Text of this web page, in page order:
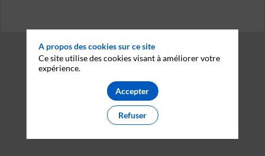
A propos des cookies sur ce site
Ce site utilise des cookies visant à améliorer votre
expérience.
Accepter
Refuser